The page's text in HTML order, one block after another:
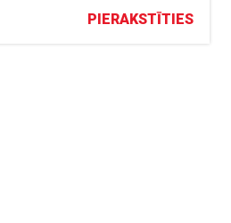
PIERAKSTĪTIES